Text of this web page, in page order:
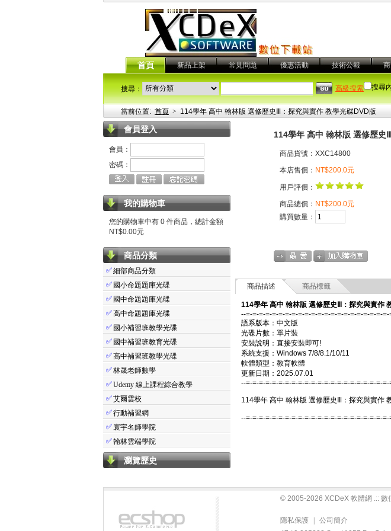
首頁 新品上架 常見問題 優惠活動 技術公報
搜尋： 搜尋
高級搜索
當前位置: 首頁 > 114學年 高中 翰林版 選修歷史Ⅲ：探究與實作 教學光碟DVD版
會員登入
會員：
密碼：
我的購物車
您的購物車中有 0 件商品，總計金額
NT$0.00元
商品分類
✅細部商品分類
✅ 國小命題題庫光碟
✅ 國中命題題庫光碟
✅高中命題題庫光碟
✅ 國小補習班教學光碟
✅ 國中補習班教育光碟
✅高中補習班教學光碟
✅林晟老師數學
✅Udemy 線上課程綜合教學
✅艾爾雲校
✅行動補習網
✅寰宇名師學院
✅翰林雲端學院
瀏覽歷史
114學年 高中 翰林版 選修歷史
商品貨號：XXC14800
本店售價： NT$200.0元
用戶評價：
商品總價： NT$200.0元
購買數量：
商品描述 商品標籤
114學年 高中 翰林版 選修歷史Ⅲ：探究與實作
--=-=-=-=-=-=-=-=-=-=-=-=-=-=-=-=-=-=-=-=-=-
語系版本：中文版
光碟片數：單片裝
安裝說明：直接安裝即可!
系統支援：Windows 7/8/8.1/10/11
軟體類型：教育軟體
更新日期：2025.07.01
--=-=-=-=-=-=-=-=-=-=-=-=-=-=-=-=-=-=-=-=-=-
114學年 高中 翰林版 選修歷史Ⅲ：探究與實作
--=-=-=-=-=-=-=-=-=-=-=-=-=-=-=-=-=-=-=-=-=-
© 2005-2026 XCDeX 軟體網 .:: 數
隱私保護
公司簡介